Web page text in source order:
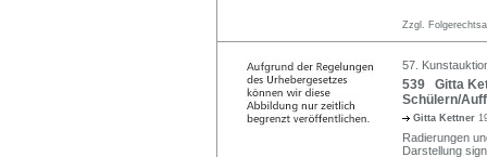
Zzgl.
57.
539 Gitta
Schülern/
Gitta Kettner
Radierungen
Darstellung